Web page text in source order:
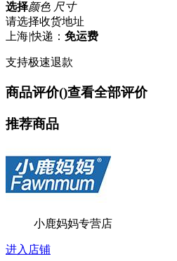
选择颜色 尺寸
请选择收货地址
上海|快递： 免运费
支持极速退款
商品评价()查看全部评价
推荐商品
小鹿妈妈专营店
进入店铺